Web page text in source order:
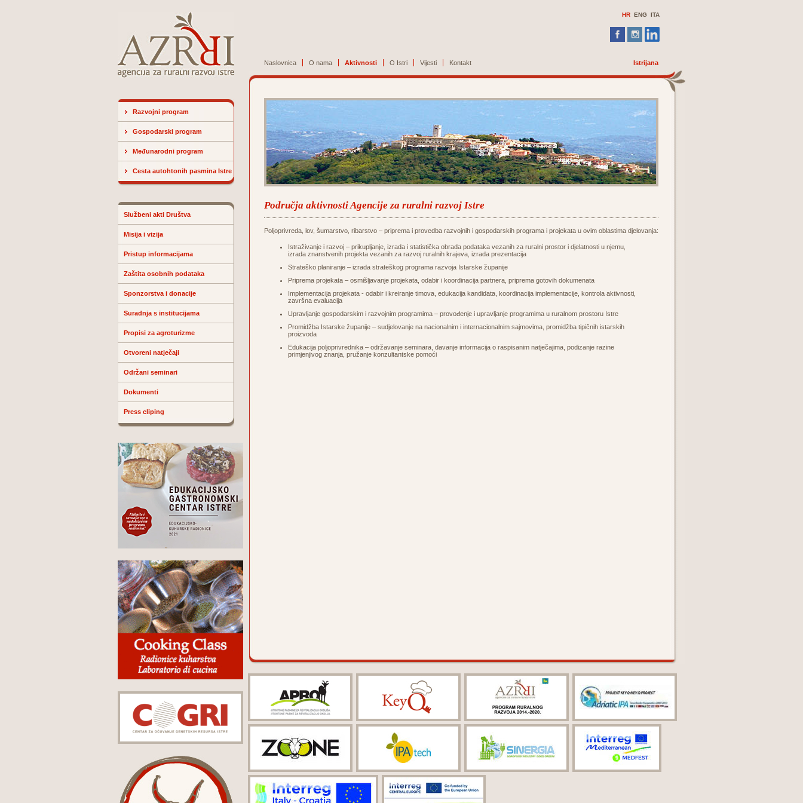
HR ENG ITA
Naslovnica O nama Aktivnosti O Istri Vijesti Kontakt Istrijana
Razvojni program
Gospodarski program
Međunarodni program
Cesta autohtonih pasmina Istre
Službeni akti Društva
Misija i vizija
Pristup informacijama
Zaštita osobnih podataka
Sponzorstva i donacije
Suradnja s institucijama
Propisi za agroturizme
Otvoreni natječaji
Održani seminari
Dokumenti
Press cliping
Područja aktivnosti Agencije za ruralni razvoj Istre
Poljoprivreda, lov, šumarstvo, ribarstvo – priprema i provedba razvojnih i gospodarskih programa i projekata u ovim oblastima djelovanja:
Istraživanje i razvoj – prikupljanje, izrada i statistička obrada podataka vezanih za ruralni prostor i djelatnosti u njemu,
izrada znanstvenih projekta vezanih za razvoj ruralnih krajeva, izrada prezentacija
Strateško planiranje – izrada strateškog programa razvoja Istarske županije
Priprema projekata – osmišljavanje projekata, odabir i koordinacija partnera, priprema gotovih dokumenata
Implementacija projekata - odabir i kreiranje timova, edukacija kandidata, koordinacija implementacije, kontrola aktivnosti,
završna evaluacija
Upravljanje gospodarskim i razvojnim programima – provođenje i upravljanje programima u ruralnom prostoru Istre
Promidžba Istarske županije – sudjelovanje na nacionalnim i internacionalnim sajmovima, promidžba tipičnih istarskih
proizvoda
Edukacija poljoprivrednika – održavanje seminara, davanje informacija o raspisanim natječajima, podizanje razine
primjenjivog znanja, pružanje konzultantske pomoći